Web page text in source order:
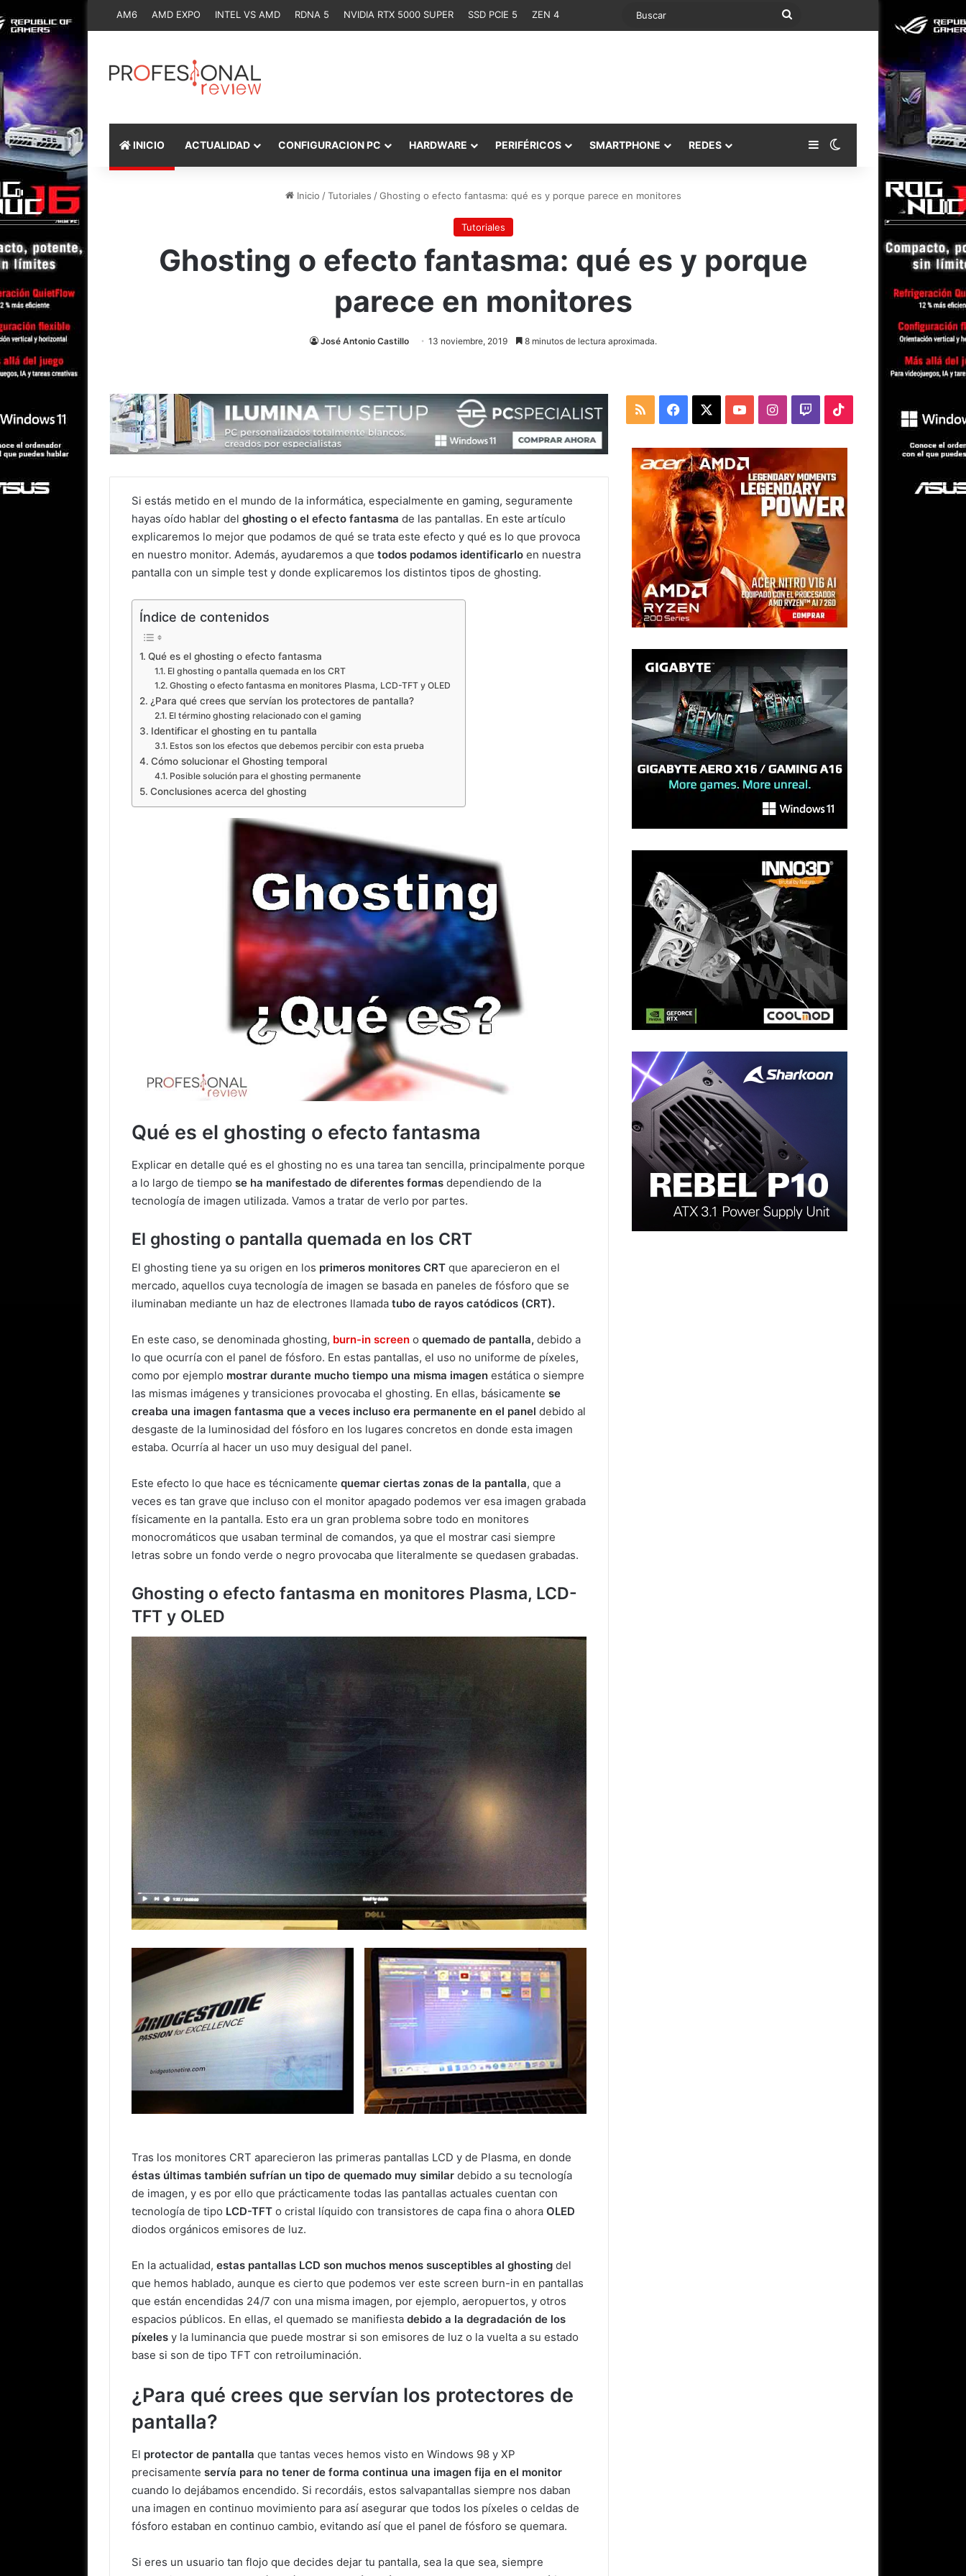
AM6 AMD EXPO INTEL VS AMD RDNA 5 NVIDIA RTX 5000 SUPER SSD PCIE 5 ZEN 4 Buscar
INICIO ACTUALIDAD CONFIGURACION PC HARDWARE PERIFÉRICOS SMARTPHONE REDES Barra lateral
Switch skin
Inicio / Tutoriales / Ghosting o efecto fantasma: qué es y porque parece en monitores
Tutoriales
Ghosting o efecto fantasma: qué es y porque
parece en monitores
José Antonio Castillo 13 noviembre, 2019 8 minutos de lectura aproximada.
Si estás metido en el mundo de la informática, especialmente en gaming, seguramente
hayas oído hablar del ghosting o el efecto fantasma de las pantallas. En este artículo
explicaremos lo mejor que podamos de qué se trata este efecto y qué es lo que provoca
en nuestro monitor. Además, ayudaremos a que todos podamos identificarlo en nuestra
pantalla con un simple test y donde explicaremos los distintos tipos de ghosting.
Índice de contenidos
Qué es el ghosting o efecto fantasma
El ghosting o pantalla quemada en los CRT
Ghosting o efecto fantasma en monitores Plasma, LCD-TFT y OLED
¿Para qué crees que servían los protectores de pantalla?
El término ghosting relacionado con el gaming
Identificar el ghosting en tu pantalla
Estos son los efectos que debemos percibir con esta prueba
Cómo solucionar el Ghosting temporal
Posible solución para el ghosting permanente
Conclusiones acerca del ghosting
Qué es el ghosting o efecto fantasma
Explicar en detalle qué es el ghosting no es una tarea tan sencilla, principalmente porque
a lo largo de tiempo se ha manifestado de diferentes formas dependiendo de la
tecnología de imagen utilizada. Vamos a tratar de verlo por partes.
El ghosting o pantalla quemada en los CRT
El ghosting tiene ya su origen en los primeros monitores CRT que aparecieron en el
mercado, aquellos cuya tecnología de imagen se basada en paneles de fósforo que se
iluminaban mediante un haz de electrones llamada tubo de rayos catódicos (CRT).
En este caso, se denominada ghosting, burn-in screen o quemado de pantalla, debido a
lo que ocurría con el panel de fósforo. En estas pantallas, el uso no uniforme de píxeles,
como por ejemplo mostrar durante mucho tiempo una misma imagen estática o siempre
las mismas imágenes y transiciones provocaba el ghosting. En ellas, básicamente se
creaba una imagen fantasma que a veces incluso era permanente en el panel debido al
desgaste de la luminosidad del fósforo en los lugares concretos en donde esta imagen
estaba. Ocurría al hacer un uso muy desigual del panel.
Este efecto lo que hace es técnicamente quemar ciertas zonas de la pantalla, que a
veces es tan grave que incluso con el monitor apagado podemos ver esa imagen grabada
físicamente en la pantalla. Esto era un gran problema sobre todo en monitores
monocromáticos que usaban terminal de comandos, ya que el mostrar casi siempre
letras sobre un fondo verde o negro provocaba que literalmente se quedasen grabadas.
Ghosting o efecto fantasma en monitores Plasma, LCD-
TFT y OLED
Tras los monitores CRT aparecieron las primeras pantallas LCD y de Plasma, en donde
éstas últimas también sufrían un tipo de quemado muy similar debido a su tecnología
de imagen, y es por ello que prácticamente todas las pantallas actuales cuentan con
tecnología de tipo LCD-TFT o cristal líquido con transistores de capa fina o ahora OLED
diodos orgánicos emisores de luz.
En la actualidad, estas pantallas LCD son muchos menos susceptibles al ghosting del
que hemos hablado, aunque es cierto que podemos ver este screen burn-in en pantallas
que están encendidas 24/7 con una misma imagen, por ejemplo, aeropuertos, y otros
espacios públicos. En ellas, el quemado se manifiesta debido a la degradación de los
píxeles y la luminancia que puede mostrar si son emisores de luz o la vuelta a su estado
base si son de tipo TFT con retroiluminación.
¿Para qué crees que servían los protectores de
pantalla?
El protector de pantalla que tantas veces hemos visto en Windows 98 y XP
precisamente servía para no tener de forma continua una imagen fija en el monitor
cuando lo dejábamos encendido. Si recordáis, estos salvapantallas siempre nos daban
una imagen en continuo movimiento para así asegurar que todos los píxeles o celdas de
fósforo estaban en continuo cambio, evitando así que el panel de fósforo se quemara.
Si eres un usuario tan flojo que decides dejar tu pantalla, sea la que sea, siempre
RSS Facebook YouTubeInstagram
TwitchTikTok